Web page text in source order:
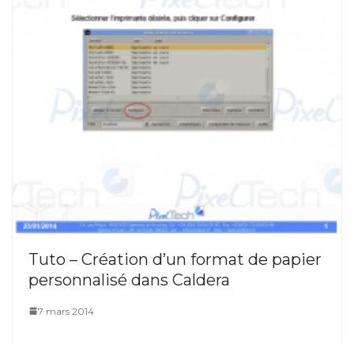
Tuto – Création d’un format de papier
personnalisé dans Caldera
7 mars 2014